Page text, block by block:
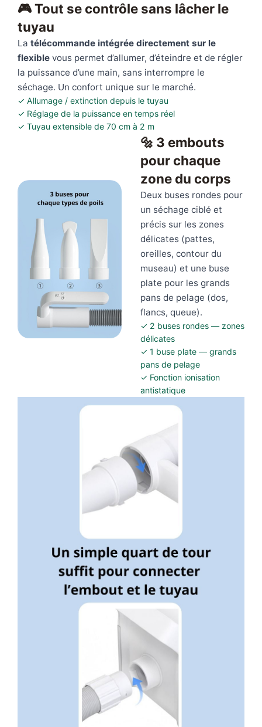
🎮 Tout se contrôle sans lâcher le
tuyau
La télécommande intégrée directement sur le
flexible vous permet d’allumer, d’éteindre et de régler
la puissance d’une main, sans interrompre le
séchage. Un confort unique sur le marché.
✓ Allumage / extinction depuis le tuyau
✓ Réglage de la puissance en temps réel
✓ Tuyau extensible de 70 cm à 2 m
🔩 3 embouts
pour chaque
zone du corps
Deux buses rondes pour
un séchage ciblé et
précis sur les zones
délicates (pattes,
oreilles, contour du
museau) et une buse
plate pour les grands
pans de pelage (dos,
flancs, queue).
✓ 2 buses rondes — zones
délicates
✓ 1 buse plate — grands
pans de pelage
✓ Fonction ionisation
antistatique